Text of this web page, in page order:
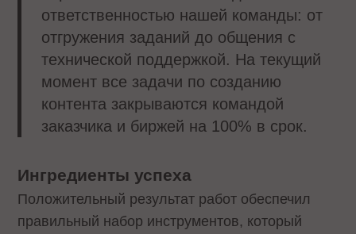
ответственностью нашей команды: от
отгружения заданий до общения с
технической поддержкой. На текущий
момент все задачи по созданию
контента закрываются командой
заказчика и биржей на 100% в срок.
Ингредиенты успеха
Положительный результат работ обеспечил
правильный набор инструментов, который